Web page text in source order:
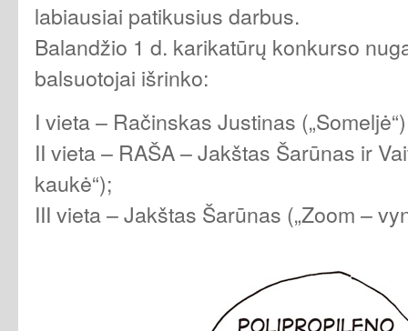
labiausiai patikusius darbus.
Balandžio 1 d. karikatūrų konkurso
balsuotojai išrinko:
I vieta – Račinskas Justinas
II vieta – RAŠA – Jakštas Šarūnas ir
kaukė“);
III vieta – Jakštas Šarūnas („Zoom –